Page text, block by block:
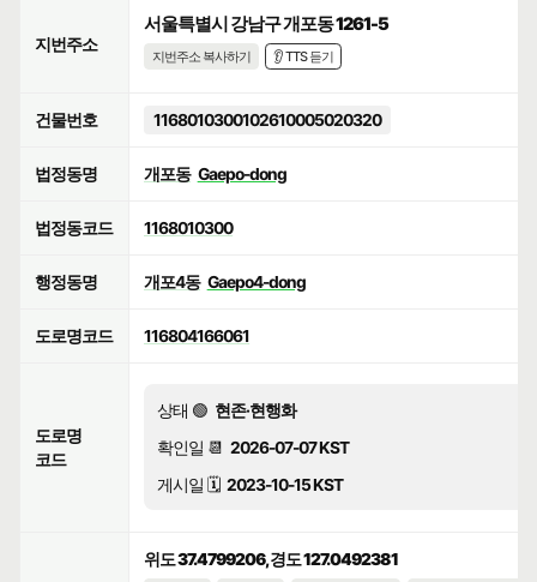
지번주소
서울특별시 강남구 개포동 1261-5
지번주소 복사하기 👂 TTS 듣기
건물번호 1168010300102610005020320
법정동명 개포동 Gaepo-dong
법정동코드 1168010300
행정동명 개포4동 Gaepo4-dong
도로명코드 116804166061
도로명
코드
상태 🟢 현존·현행화
확인일 📆 2026-07-07 KST
게시일 🗓️ 2023-10-15 KST
위도 37.4799206, 경도 127.0492381